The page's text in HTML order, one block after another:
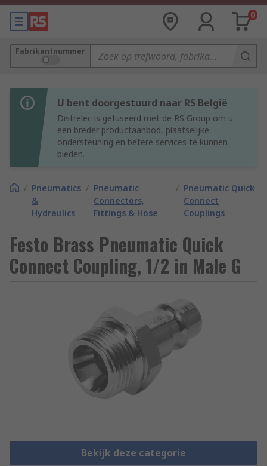
0
Fabrikantnummer
U bent doorgestuurd naar RS België
Distrelec is gefuseerd met de RS Group om u
een breder productaanbod, plaatselijke
ondersteuning en betere services te kunnen
bieden.
/ Pneumatics
&
Hydraulics
/ Pneumatic
Connectors,
Fittings & Hose
/ Pneumatic Quick
Connect
Couplings
Festo Brass Pneumatic Quick
Connect Coupling, 1/2 in Male G
Bekijk deze categorie